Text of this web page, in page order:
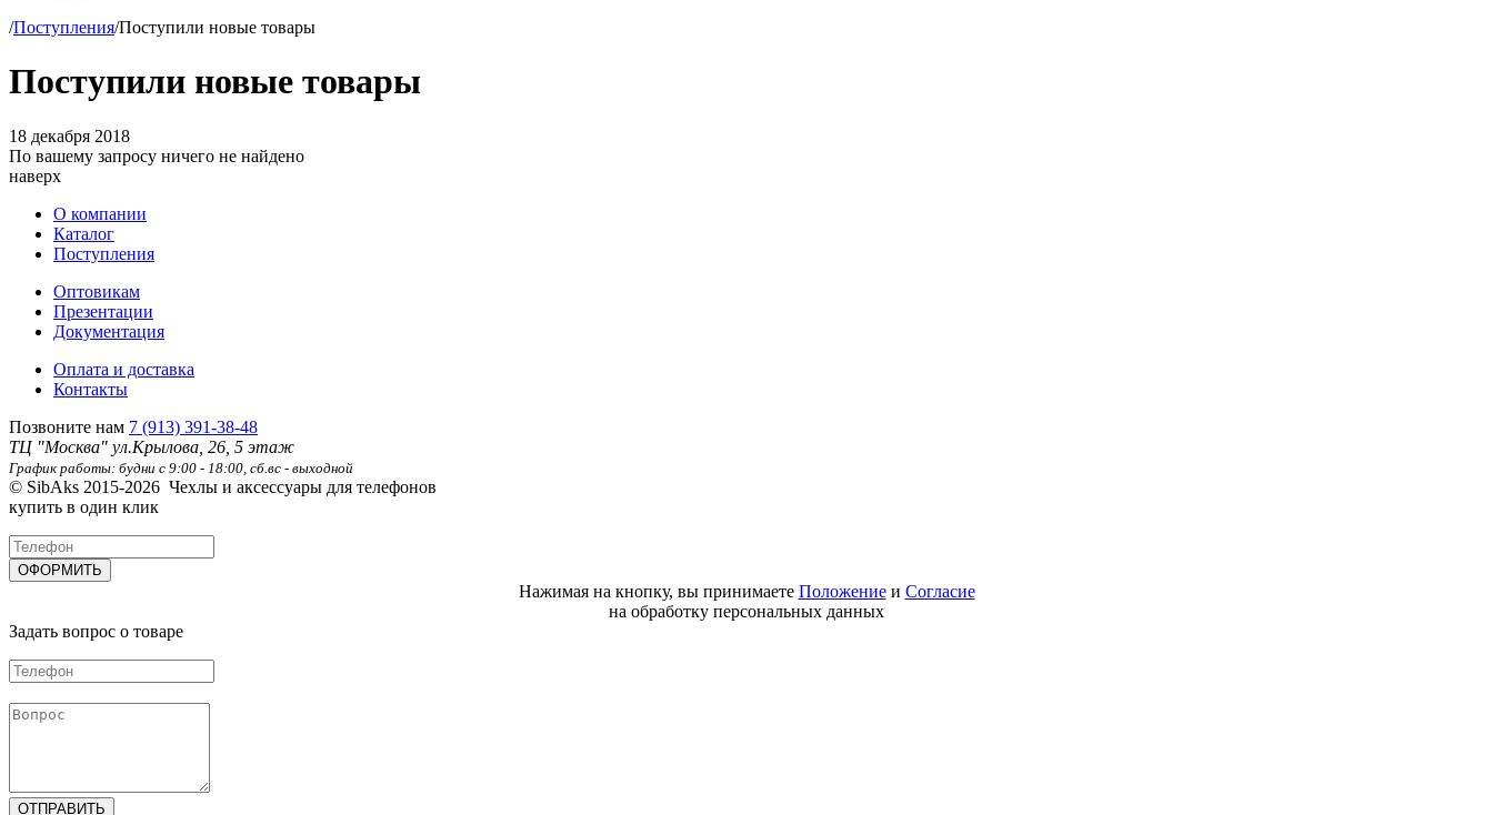
/Поступления/Поступили новые товары
Поступили новые товары
18 декабря 2018
По вашему запросу ничего не найдено
наверх
О компании
Каталог
Поступления
Оптовикам
Презентации
Документация
Оплата и доставка
Контакты
Позвоните нам 7 (913) 391-38-48
ТЦ "Москва" ул.Крылова, 26, 5 этаж
График работы: будни с 9:00 - 18:00, сб.вс - выходной
© SibAks 2015-2026 Чехлы и аксессуары для телефонов
купить в один клик
Нажимая на кнопку, вы принимаете Положениеи Согласие
на обработку персональных данных
Задать вопрос о товаре